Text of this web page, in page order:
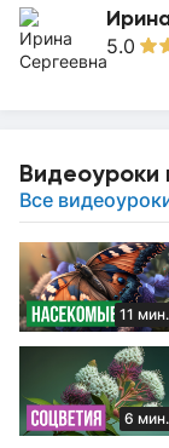
5.0
Видеоуроки
Все
11 мин.
6 мин.